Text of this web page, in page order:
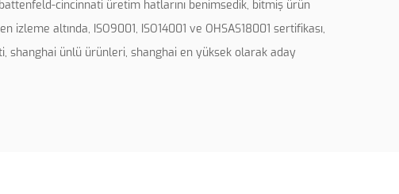
cincinnati üretim hatlarını benimsedik, bitmiş ürün
altında, ISO9001, ISO14001 ve OHSAS18001 sertifikası,
shanghai ünlü ürünleri, shanghai en yüksek olarak aday